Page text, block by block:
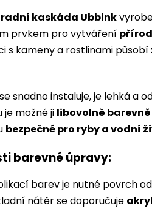
kaskáda Ubbink
prvkem pro vytváření
s kameny a rostlinami působí
snadno instaluje, je lehká a
je možné ji libovolně
bezpečné pro ryby a vodní
barevné úpravy:
barev je nutné povrch
nátěr se doporučuje